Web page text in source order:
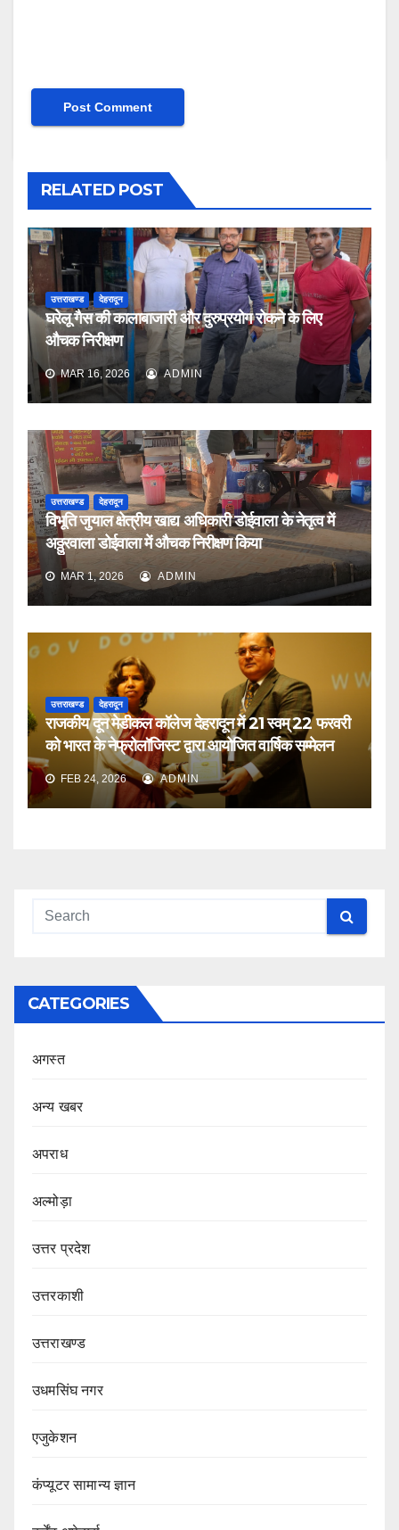
RELATED POST
उत्तराखण्ड देहरादून
घरेलू गैस की कालाबाजारी और दुरुप्रयोग रोकने के लिए
औचक निरीक्षण
MAR 16, 2026 ADMIN
उत्तराखण्ड देहरादून
विभूति जुयाल क्षेत्रीय खाद्य अधिकारी डोईवाला के नेतृत्व में
अठ्ठुरवाला डोईवाला में औचक निरीक्षण किया
MAR 1, 2026 ADMIN
उत्तराखण्ड देहरादून
राजकीय दून मेडीकल कॉलेज देहरादून में 21 स्वम् 22 फरवरी
को भारत के नेफ्रोलॉजिस्ट द्वारा आयोजित वार्षिक सम्मेलन
FEB 24, 2026 ADMIN
CATEGORIES
अगस्त
अन्य खबर
अपराध
अल्मोड़ा
उत्तर प्रदेश
उत्तरकाशी
उत्तराखण्ड
उधमसिंघ नगर
एजुकेशन
कंप्यूटर सामान्य ज्ञान